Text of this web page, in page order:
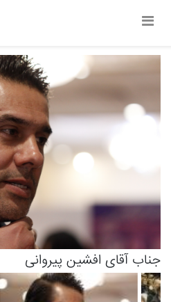
جناب آقای افشین پیروانی